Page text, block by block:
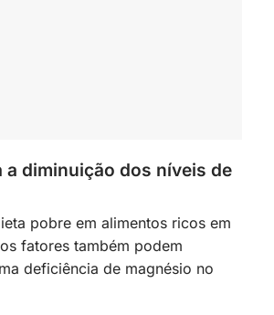
a diminuição dos níveis de
pobre em alimentos ricos em
fatores também podem
deficiência de magnésio no